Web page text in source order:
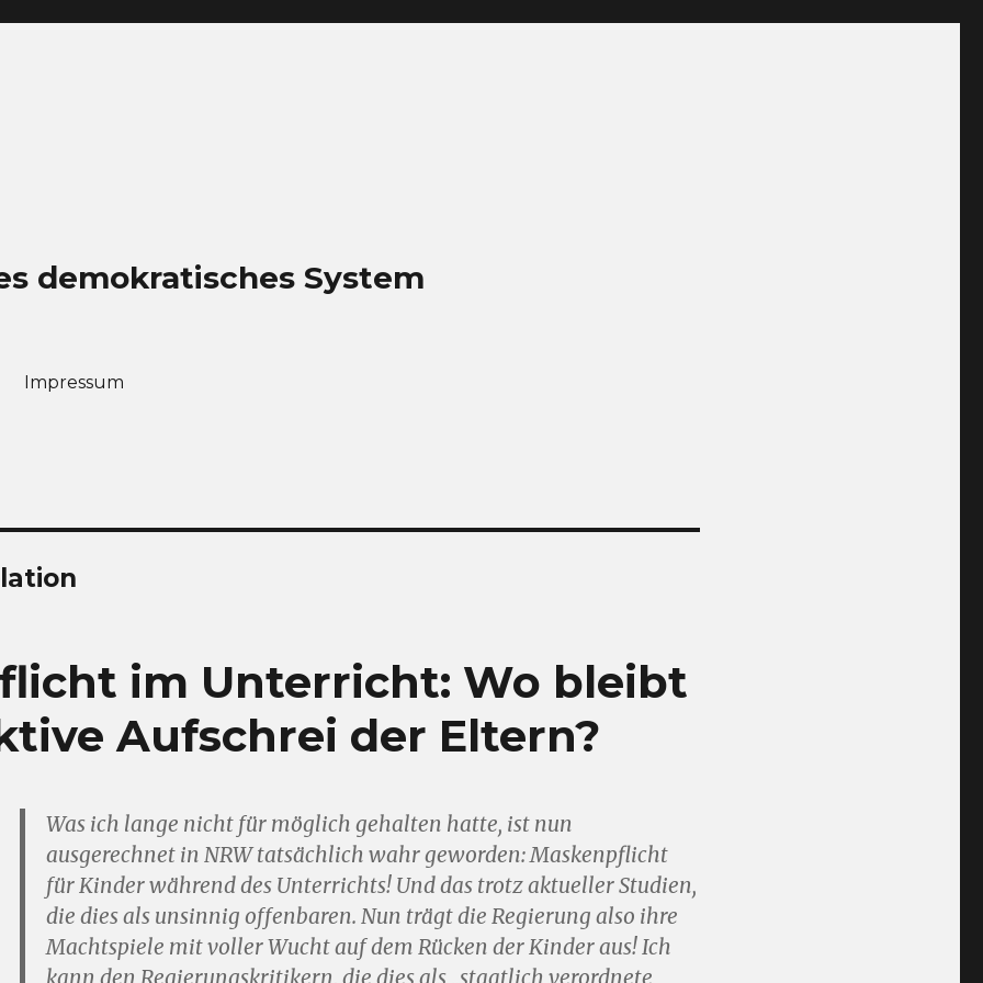
demokratisches System
Impressum
im Unterricht: Wo bleibt
Aufschrei der Eltern?
Was ich lange nicht für möglich gehalten hatte, ist nun
ausgerechnet in NRW tatsächlich wahr geworden: Maskenpflicht
für Kinder während des Unterrichts! Und das trotz aktueller Studien,
die dies als unsinnig offenbaren. Nun trägt die Regierung also ihre
Machtspiele mit voller Wucht auf dem Rücken der Kinder aus! Ich
kann den Regierungskritikern, die dies als „staatlich verordnete